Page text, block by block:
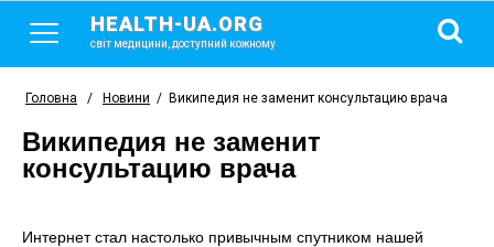
HEALTH-UA.ORG
світ медицини, доступний кожному
Головна / Новини / Википедия не заменит консультацию врача
Википедия не заменит
консультацию врача
Интернет стал настолько привычным спутником нашей